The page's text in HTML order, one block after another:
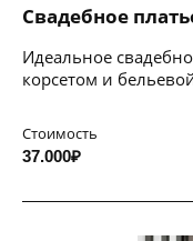
Свадебное
Идеальное
корсетом и
Стоимость
37.000₽